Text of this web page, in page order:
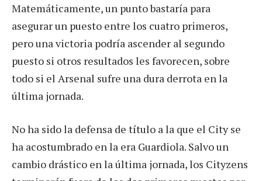
Matemáticamente, un punto bastaría para
asegurar un puesto entre los cuatro primeros,
pero una victoria podría ascender al segundo
puesto si otros resultados les favorecen, sobre
todo si el Arsenal sufre una dura derrota en la
última jornada.
No ha sido la defensa de título a la que el City se
ha acostumbrado en la era Guardiola. Salvo un
cambio drástico en la última jornada, los Cityzens